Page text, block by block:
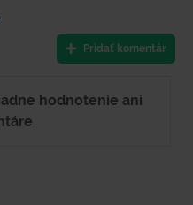
Pridať komentár
hodnotenie ani